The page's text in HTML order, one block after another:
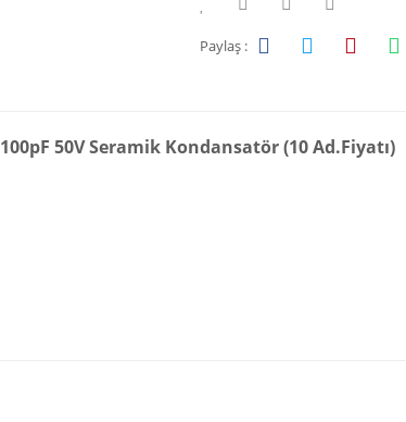
Paylaş :
100pF 50V Seramik Kondansatör (10 Ad.Fiyatı)